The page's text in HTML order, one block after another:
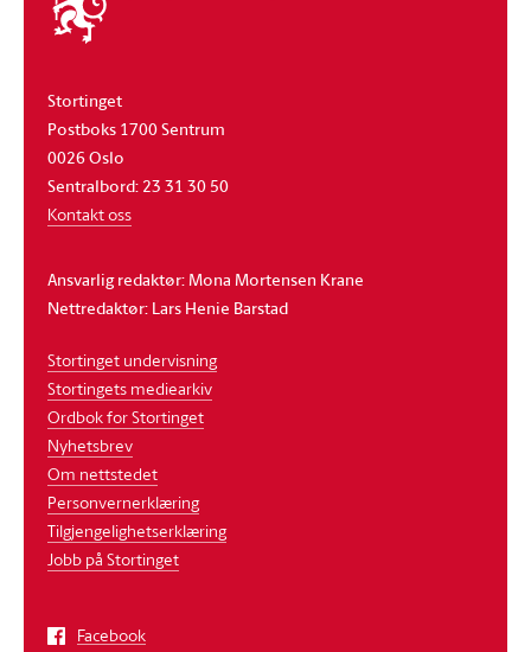
stortinget
Stortinget
Postboks 1700 Sentrum
0026 Oslo
Sentralbord: 23 31 30 50
Kontakt oss
Ansvarlig redaktør: Mona Mortensen Krane
Nettredaktør: Lars Henie Barstad
Stortinget undervisning
Stortingets mediearkiv
Ordbok for Stortinget
Nyhetsbrev
Om nettstedet
Personvernerklæring
Tilgjengelighetserklæring
Jobb på Stortinget
Facebook